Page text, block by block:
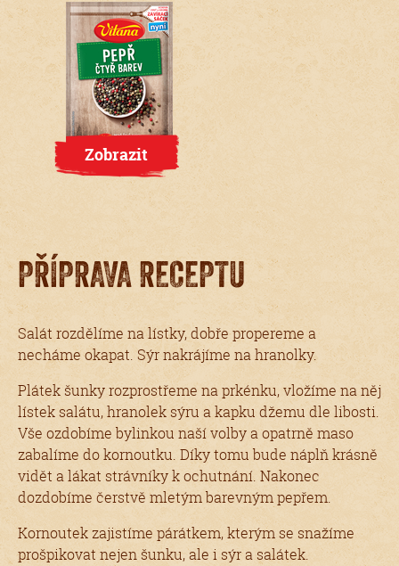
Zobrazit
PŘÍPRAVA RECEPTU
Salát rozdělíme na lístky, dobře propereme a
necháme okapat. Sýr nakrájíme na hranolky.
Plátek šunky rozprostřeme na prkénku, vložíme na něj
lístek salátu, hranolek sýru a kapku džemu dle libosti.
Vše ozdobíme bylinkou naší volby a opatrně maso
zabalíme do kornoutku. Díky tomu bude náplň krásně
vidět a lákat strávníky k ochutnání. Nakonec
dozdobíme čerstvě mletým barevným pepřem.
Kornoutek zajistíme párátkem, kterým se snažíme
prošpikovat nejen šunku, ale i sýr a salátek.